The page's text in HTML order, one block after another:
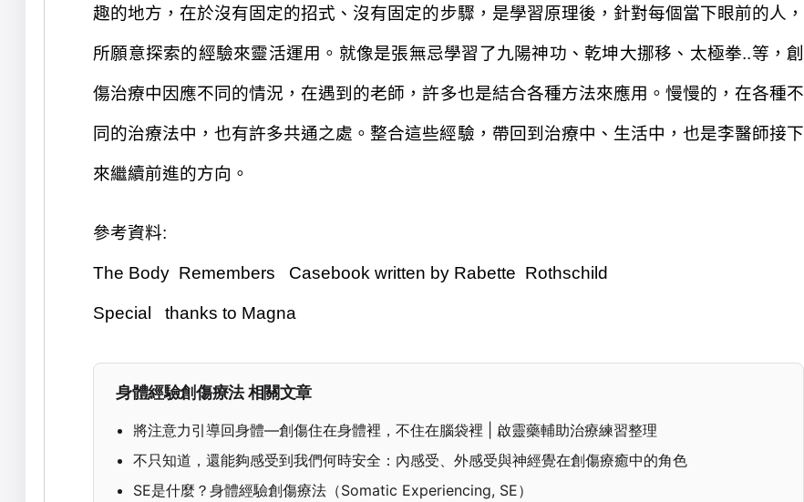
趣的地方，在於沒有固定的招式、沒有固定的步驟，是學習原理後，針對每個當下眼前的人，
所願意探索的經驗來靈活運用。 就像是張無忌學習了九陽神功、乾坤大挪移、太極拳..等， 創
傷治療中因應不同的情況，在遇到的老師，許多也是結合各種方法來應用。慢慢的，在各種不
同的治療法中，也有許多共通之處。整合這些經驗，帶回到治療中、生活中， 也是李醫師接下
來繼續前進的方向。
參考資料:
The Body Remembers Casebook written by Rabette Rothschild
Special thanks to Magna
身體經驗創傷療法 相關文章
將注意力引導回身體—創傷住在身體裡，不住在腦袋裡 | 啟靈藥輔助治療練習整理
不只知道，還能夠感受到我們何時安全：內感受、外感受與神經覺在創傷療癒中的角色
SE是什麼？身體經驗創傷療法（Somatic Experiencing, SE）